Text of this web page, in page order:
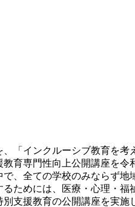
「インクルーシブ教育を考
育専門性向上公開講座を令
、全ての学校のみならず
ためには、医療・心理・福
支援教育の公開講座を実